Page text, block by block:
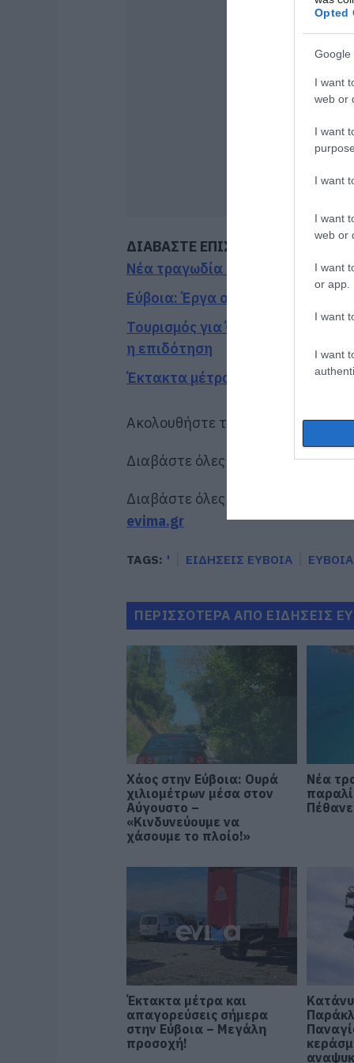
Opted
Google
I want
web or
I want
I want
I want
web or
I want
or app.
I want
I want
ΔΙΑΒΑΣΤΕ ΕΠΙΣΗΣ
Νέα τραγωδία σε παραλία της
Εύβοια: Έργα οδοποιίας 2,4
Τουρισμός για Όλους 2026-
η επιδότηση
Έκτακτα μέτρα και
Ακολουθήστε το evima.gr στο
Διαβάστε όλες τις ειδήσεις για
Διαβάστε όλες τις
evima.gr
TAGS: ' ΕΙΔΗΣΕΙΣ ΕΥΒΟΙΑ ΕΥΒΟΙΑ
ΠΕΡΙΣΣΟΤΕΡΑ ΑΠΟ ΕΙΔΗΣΕΙΣ
Χάος στην Εύβοια: Ουρά
χιλιομέτρων μέσα στον
Αύγουστο –
«Κινδυνεύουμε να
χάσουμε το πλοίο!»
Νέα
Έκτακτα μέτρα και
απαγορεύσεις σήμερα
στην Εύβοια – Μεγάλη
προσοχή!